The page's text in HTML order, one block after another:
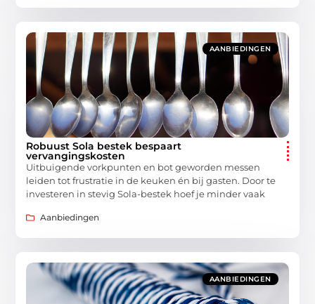
AANBIEDINGEN
Robuust Sola bestek bespaart
vervangingskosten
Uitbuigende vorkpunten en bot geworden messen
leiden tot frustratie in de keuken én bij gasten. Door te
investeren in stevig Sola-bestek hoef je minder vaak
Aanbiedingen
AANBIEDINGEN